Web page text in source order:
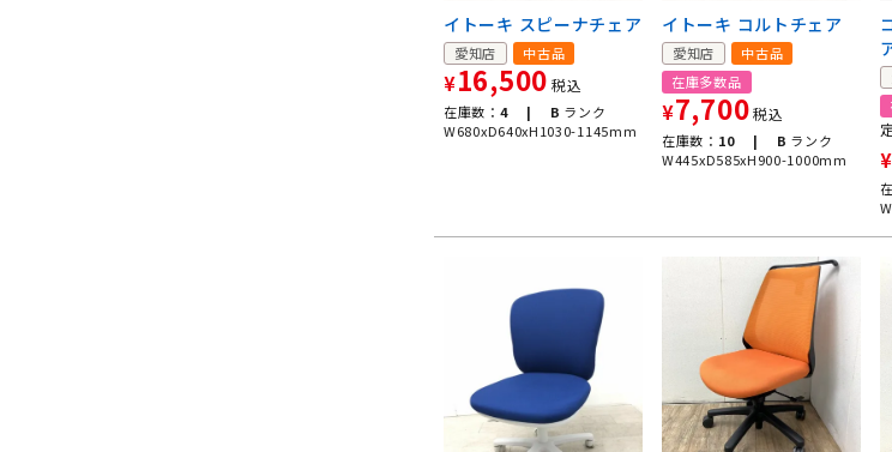
イトーキ スピーナチェア
愛知店 中古品
¥16,500 税込
在庫数： 4 | B ランク
W680xD640xH1030-1145mm
イトーキ コルトチェア
愛知店
中古品
在庫多数品
¥7,700税込
在庫数： 10 | B ランク
W445xD585xH900-1000mm
¥